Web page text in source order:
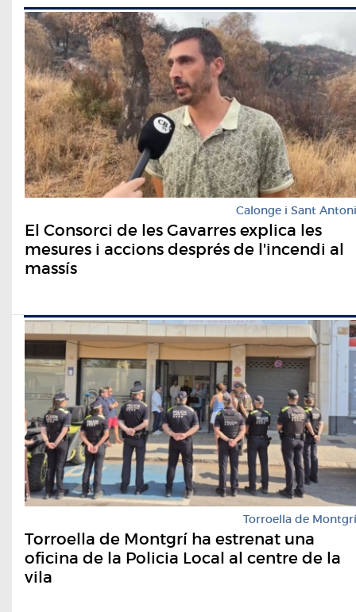
Calonge i Sant Antoni
El Consorci de les Gavarres explica les
mesures i accions després de l'incendi al
massís
Torroella de Montgrí
Torroella de Montgrí ha estrenat una
oficina de la Policia Local al centre de la
vila